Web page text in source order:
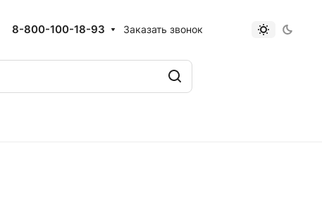
8-800-100-18-93 Заказать звонок